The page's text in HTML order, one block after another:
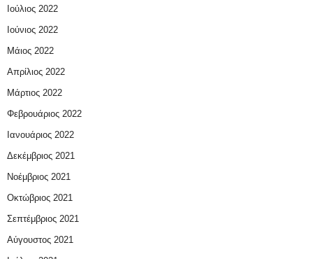
Ιούλιος 2022
Ιούνιος 2022
Μάιος 2022
Απρίλιος 2022
Μάρτιος 2022
Φεβρουάριος 2022
Ιανουάριος 2022
Δεκέμβριος 2021
Νοέμβριος 2021
Οκτώβριος 2021
Σεπτέμβριος 2021
Αύγουστος 2021